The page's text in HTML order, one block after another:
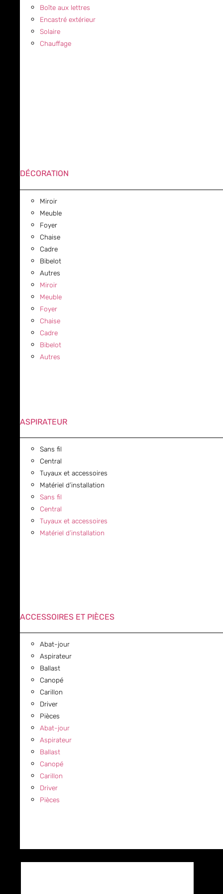
Boîte aux lettres
Encastré extérieur
Solaire
Chauffage
DÉCORATION
Miroir
Meuble
Foyer
Chaise
Cadre
Bibelot
Autres
Miroir
Meuble
Foyer
Chaise
Cadre
Bibelot
Autres
ASPIRATEUR
Sans fil
Central
Tuyaux et accessoires
Matériel d’installation
Sans fil
Central
Tuyaux et accessoires
Matériel d’installation
ACCESSOIRES ET PIÈCES
Abat-jour
Aspirateur
Ballast
Canopé
Carillon
Driver
Pièces
Abat-jour
Aspirateur
Ballast
Canopé
Carillon
Driver
Pièces